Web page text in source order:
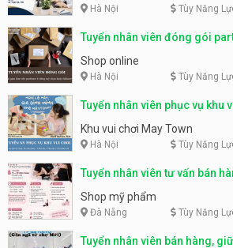
Hà Nội Tùy Năng
Tuyển nhân viên đóng gói
Shop online
Hà Nội Tùy Năng
Tuyển nhân viên phục vụ khu
động
Khu vui chơi May Town
Hà Nội Tùy Năng
Tuyển nhân viên tư vấn bán
Shop mỹ phẩm
Đà Nẵng Tùy Năng
Tuyển nhân viên bán hàng,